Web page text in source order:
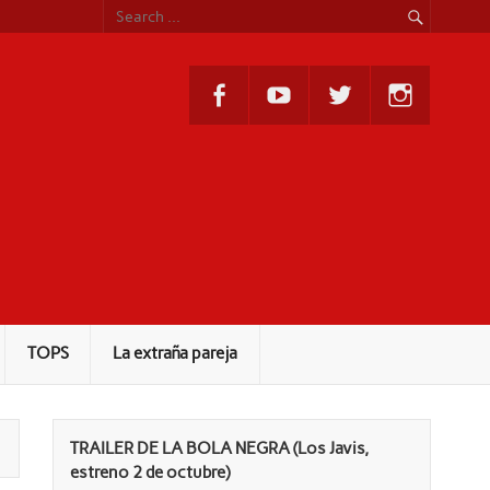
TOPS La extraña pareja
TRAILER DE LA BOLA NEGRA (Los Javis,
estreno 2 de octubre)